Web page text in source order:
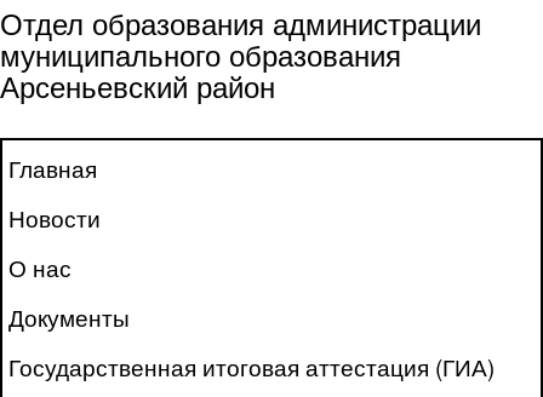
Отдел образования администрации
муниципального образования
Арсеньевский район
Главная
Новости
О нас
Документы
Государственная итоговая аттестация (ГИА)